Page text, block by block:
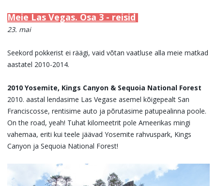
Meie Las Vegas. Osa 3 - reisid
23. mai
Seekord pokkerist ei räägi, vaid võtan vaatluse alla meie matkad
aastatel 2010-2014.
2010 Yosemite, Kings Canyon & Sequoia National Forest
2010. aastal lendasime Las Vegase asemel kõigepealt San
Franciscosse, rentisime auto ja põrutasime patupealinna poole.
On the road, yeah! Tuhat kilomeetrit pole Ameerikas mingi
vahemaa, eriti kui teele jäävad Yosemite rahvuspark, Kings
Canyon ja Sequoia National Forest!